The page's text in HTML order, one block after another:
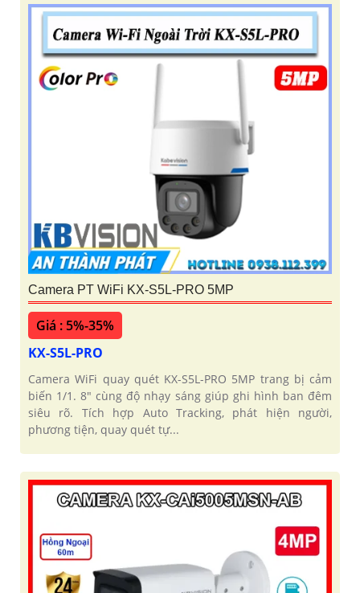
Camera PT WiFi KX-S5L-PRO 5MP
Giá : 5%-35%
KX-S5L-PRO
Camera WiFi quay quét KX-S5L-PRO 5MP trang bị cảm
biến 1/1. 8" cùng độ nhạy sáng giúp ghi hình ban đêm
siêu rõ. Tích hợp Auto Tracking, phát hiện người,
phương tiện, quay quét tự...